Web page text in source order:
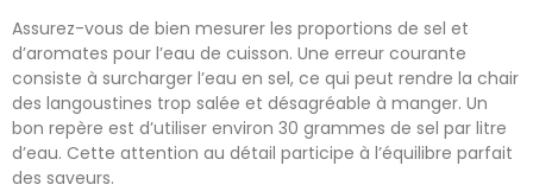
Assurez-vous de bien mesurer les proportions de sel et
d’aromates pour l’eau de cuisson. Une erreur courante
consiste à surcharger l’eau en sel, ce qui peut rendre la chair
des langoustines trop salée et désagréable à manger. Un
bon repère est d’utiliser environ 30 grammes de sel par litre
d’eau. Cette attention au détail participe à l’équilibre parfait
des saveurs.